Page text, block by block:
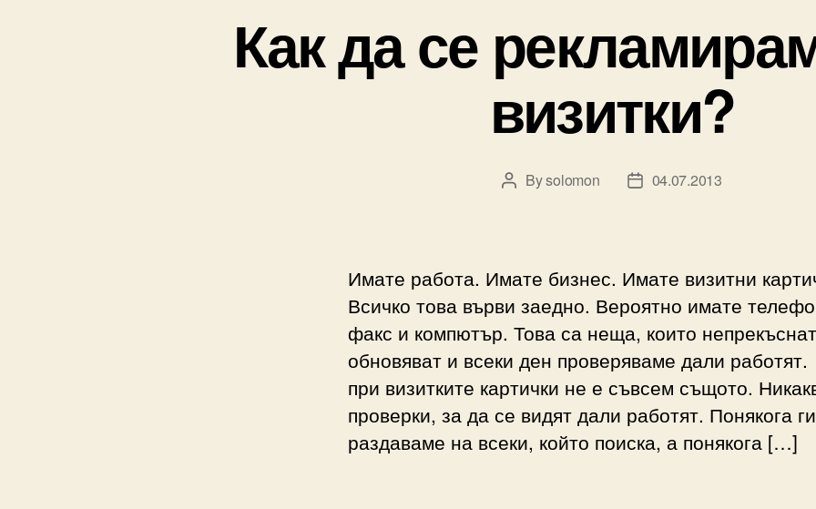
Как да се
визитки?
PostBysolomon
Post04.07.2013
Имате работа. Имате бизнес. Имате визитни
Всичко това върви заедно. Вероятно имате
факс и компютър. Това са неща, които
обновяват и всеки ден проверяваме дали
при визитките картички не е съвсем същото.
проверки, за да се видят дали работят. Понякога ги
раздаваме на всеки, който поиска, а понякога […]